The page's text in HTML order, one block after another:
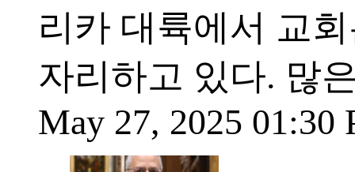
리카 대륙에서 교
자리하고 있다. 많
May 27, 2025 01:30